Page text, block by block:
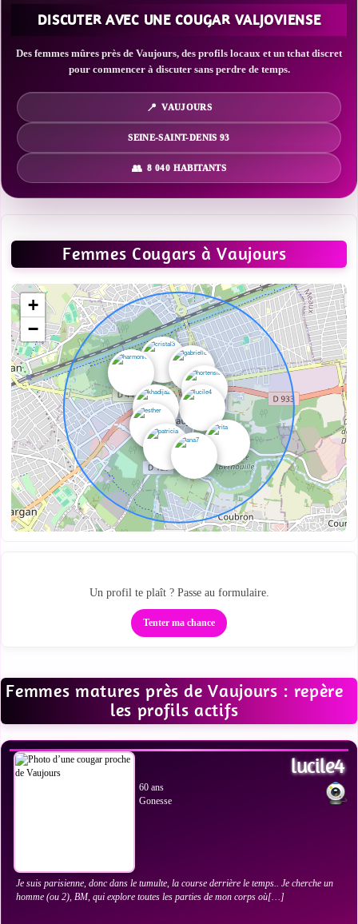
DISCUTER AVEC UNE COUGAR VALJOVIENSE
Des femmes mûres près de Vaujours, des profils locaux et un tchat discret
pour commencer à discuter sans perdre de temps.
VAUJOURS
SEINE-SAINT-DENIS 93
8 040 HABITANTS
Femmes Cougars à Vaujours
+
−
Un profil te plaît ? Passe au formulaire.
Tenter ma chance
Femmes matures près de Vaujours : repère
les profils actifs
VOIR LES PHOTOS
lucile4
60 ans
Gonesse
Je suis parisienne, donc dans le tumulte, la course derrière le temps.. Je cherche un
homme (ou 2), BM, qui explore toutes les parties de mon corps où[…]